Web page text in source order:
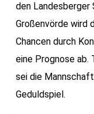
den Landesberger
Großenvörde wird
Chancen durch
eine Prognose ab.
sei die
Geduldspiel.